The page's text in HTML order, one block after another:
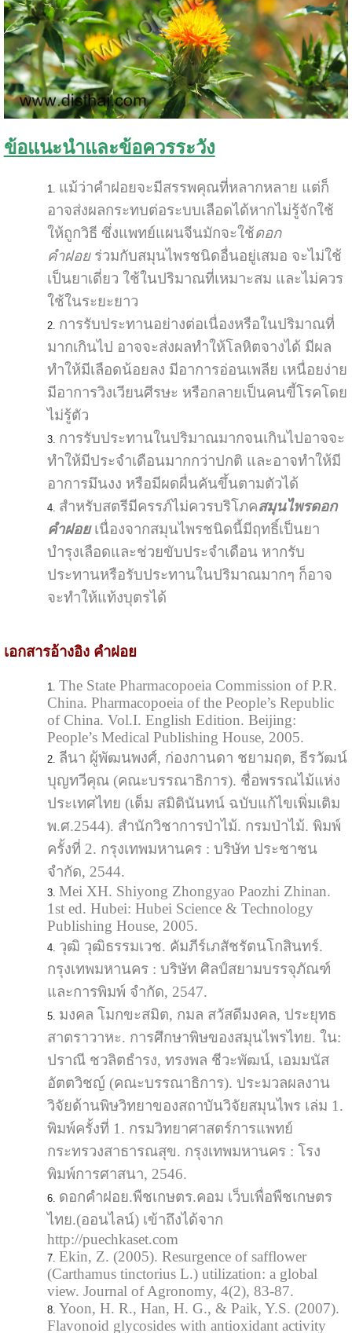
ข้อแนะนำและข้อควรระวัง
แม้ว่าคำฝอยจะมีสรรพคุณที่หลากหลาย แต่ก็
อาจส่งผลกระทบต่อระบบเลือดได้หากไม่รู้จักใช้
ให้ถูกวิธี ซึ่งแพทย์แผนจีนมักจะใช้ดอก
คำฝอยร่วมกับสมุนไพรชนิดอื่นอยู่เสมอ จะไม่ใช้
เป็นยาเดี่ยว ใช้ในปริมาณที่เหมาะสม และไม่ควร
ใช้ในระยะยาว
การรับประทานอย่างต่อเนื่องหรือในปริมาณที่
มากเกินไป อาจจะส่งผลทำให้โลหิตจางได้ มีผล
ทำให้มีเลือดน้อยลง มีอาการอ่อนเพลีย เหนื่อยง่าย
มีอาการวิงเวียนศีรษะ หรือกลายเป็นคนขี้โรคโดย
ไม่รู้ตัว
การรับประทานในปริมาณมากจนเกินไปอาจจะ
ทำให้มีประจำเดือนมากกว่าปกติ และอาจทำให้มี
อาการมึนงง หรือมีผดผื่นคันขึ้นตามตัวได้
สำหรับสตรีมีครรภ์ไม่ควรบริโภคสมุนไพรดอก
คำฝอยเนื่องจากสมุนไพรชนิดนี้มีฤทธิ์เป็นยา
บำรุงเลือดและช่วยขับประจำเดือน หากรับ
ประทานหรือรับประทานในปริมาณมากๆ ก็อาจ
จะทำให้แท้งบุตรได้
เอกสารอ้างอิง คำฝอย
The State Pharmacopoeia Commission of P.R.
China. Pharmacopoeia of the People’s Republic
of China. Vol.I. English Edition. Beijing:
People’s Medical Publishing House, 2005.
ลีนา ผู้พัฒนพงศ์, ก่องกานดา ชยามฤต, ธีรวัฒน์
บุญทวีคุณ (คณะบรรณาธิการ). ชื่อพรรณไม้แห่ง
ประเทศไทย (เต็ม สมิตินันทน์ ฉบับแก้ไขเพิ่มเติม
พ.ศ.2544). สำนักวิชาการป่าไม้. กรมป่าไม้. พิมพ์
ครั้งที่ 2. กรุงเทพมหานคร : บริษัท ประชาชน
จำกัด, 2544.
Mei XH. Shiyong Zhongyao Paozhi Zhinan.
1st ed. Hubei: Hubei Science & Technology
Publishing House, 2005.
วุฒิ วุฒิธรรมเวช. คัมภีร์เภสัชรัตนโกสินทร์.
กรุงเทพมหานคร : บริษัท ศิลป์สยามบรรจุภัณฑ์
และการพิมพ์ จำกัด, 2547.
มงคล โมกขะสมิต, กมล สวัสดีมงคล, ประยุทธ
สาตราวาหะ. การศึกษาพิษของสมุนไพรไทย. ใน:
ปราณี ชวลิตธำรง, ทรงพล ชีวะพัฒน์, เอมมนัส
อัตตวิชญ์ (คณะบรรณาธิการ). ประมวลผลงาน
วิจัยด้านพิษวิทยาของสถาบันวิจัยสมุนไพร เล่ม 1.
พิมพ์ครั้งที่ 1. กรมวิทยาศาสตร์การแพทย์
กระทรวงสาธารณสุข. กรุงเทพมหานคร : โรง
พิมพ์การศาสนา, 2546.
ดอกคำฝอย.พืชเกษตร.คอม เว็บเพื่อพืชเกษตร
ไทย.(ออนไลน์) เข้าถึงได้จาก
http://puechkaset.com
Ekin, Z. (2005). Resurgence of safflower
(Carthamus tinctorius L.) utilization: a global
view. Journal of Agronomy, 4(2), 83-87.
Yoon, H. R., Han, H. G., & Paik, Y.S. (2007).
Flavonoid glycosides with antioxidant activity